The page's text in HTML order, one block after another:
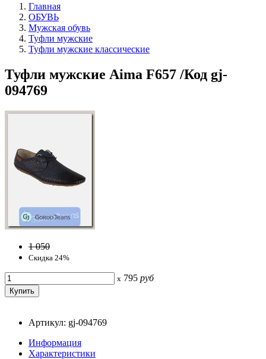
Главная
ОБУВЬ
Мужская обувь
Туфли мужские
Туфли мужские классические
Туфли мужские Aima F657 /Код gj-
094769
1 050
Скидка 24%
x 795 руб
Артикул: gj-094769
Информация
Характеристики